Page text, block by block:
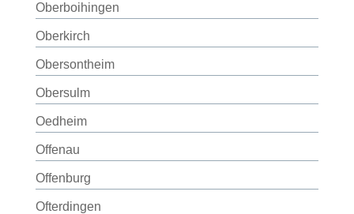
Oberboihingen
Oberkirch
Obersontheim
Obersulm
Oedheim
Offenau
Offenburg
Ofterdingen